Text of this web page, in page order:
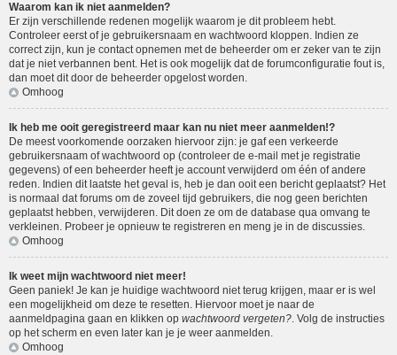
Waarom kan ik niet aanmelden?
Er zijn verschillende redenen mogelijk waarom je dit probleem hebt.
Controleer eerst of je gebruikersnaam en wachtwoord kloppen. Indien ze
correct zijn, kun je contact opnemen met de beheerder om er zeker van te zijn
dat je niet verbannen bent. Het is ook mogelijk dat de forumconfiguratie fout is,
dan moet dit door de beheerder opgelost worden.
Omhoog
Ik heb me ooit geregistreerd maar kan nu niet meer aanmelden!?
De meest voorkomende oorzaken hiervoor zijn: je gaf een verkeerde
gebruikersnaam of wachtwoord op (controleer de e-mail met je registratie
gegevens) of een beheerder heeft je account verwijderd om één of andere
reden. Indien dit laatste het geval is, heb je dan ooit een bericht geplaatst? Het
is normaal dat forums om de zoveel tijd gebruikers, die nog geen berichten
geplaatst hebben, verwijderen. Dit doen ze om de database qua omvang te
verkleinen. Probeer je opnieuw te registreren en meng je in de discussies.
Omhoog
Ik weet mijn wachtwoord niet meer!
Geen paniek! Je kan je huidige wachtwoord niet terug krijgen, maar er is wel
een mogelijkheid om deze te resetten. Hiervoor moet je naar de
aanmeldpagina gaan en klikken op wachtwoord vergeten?. Volg de instructies
op het scherm en even later kan je je weer aanmelden.
Omhoog